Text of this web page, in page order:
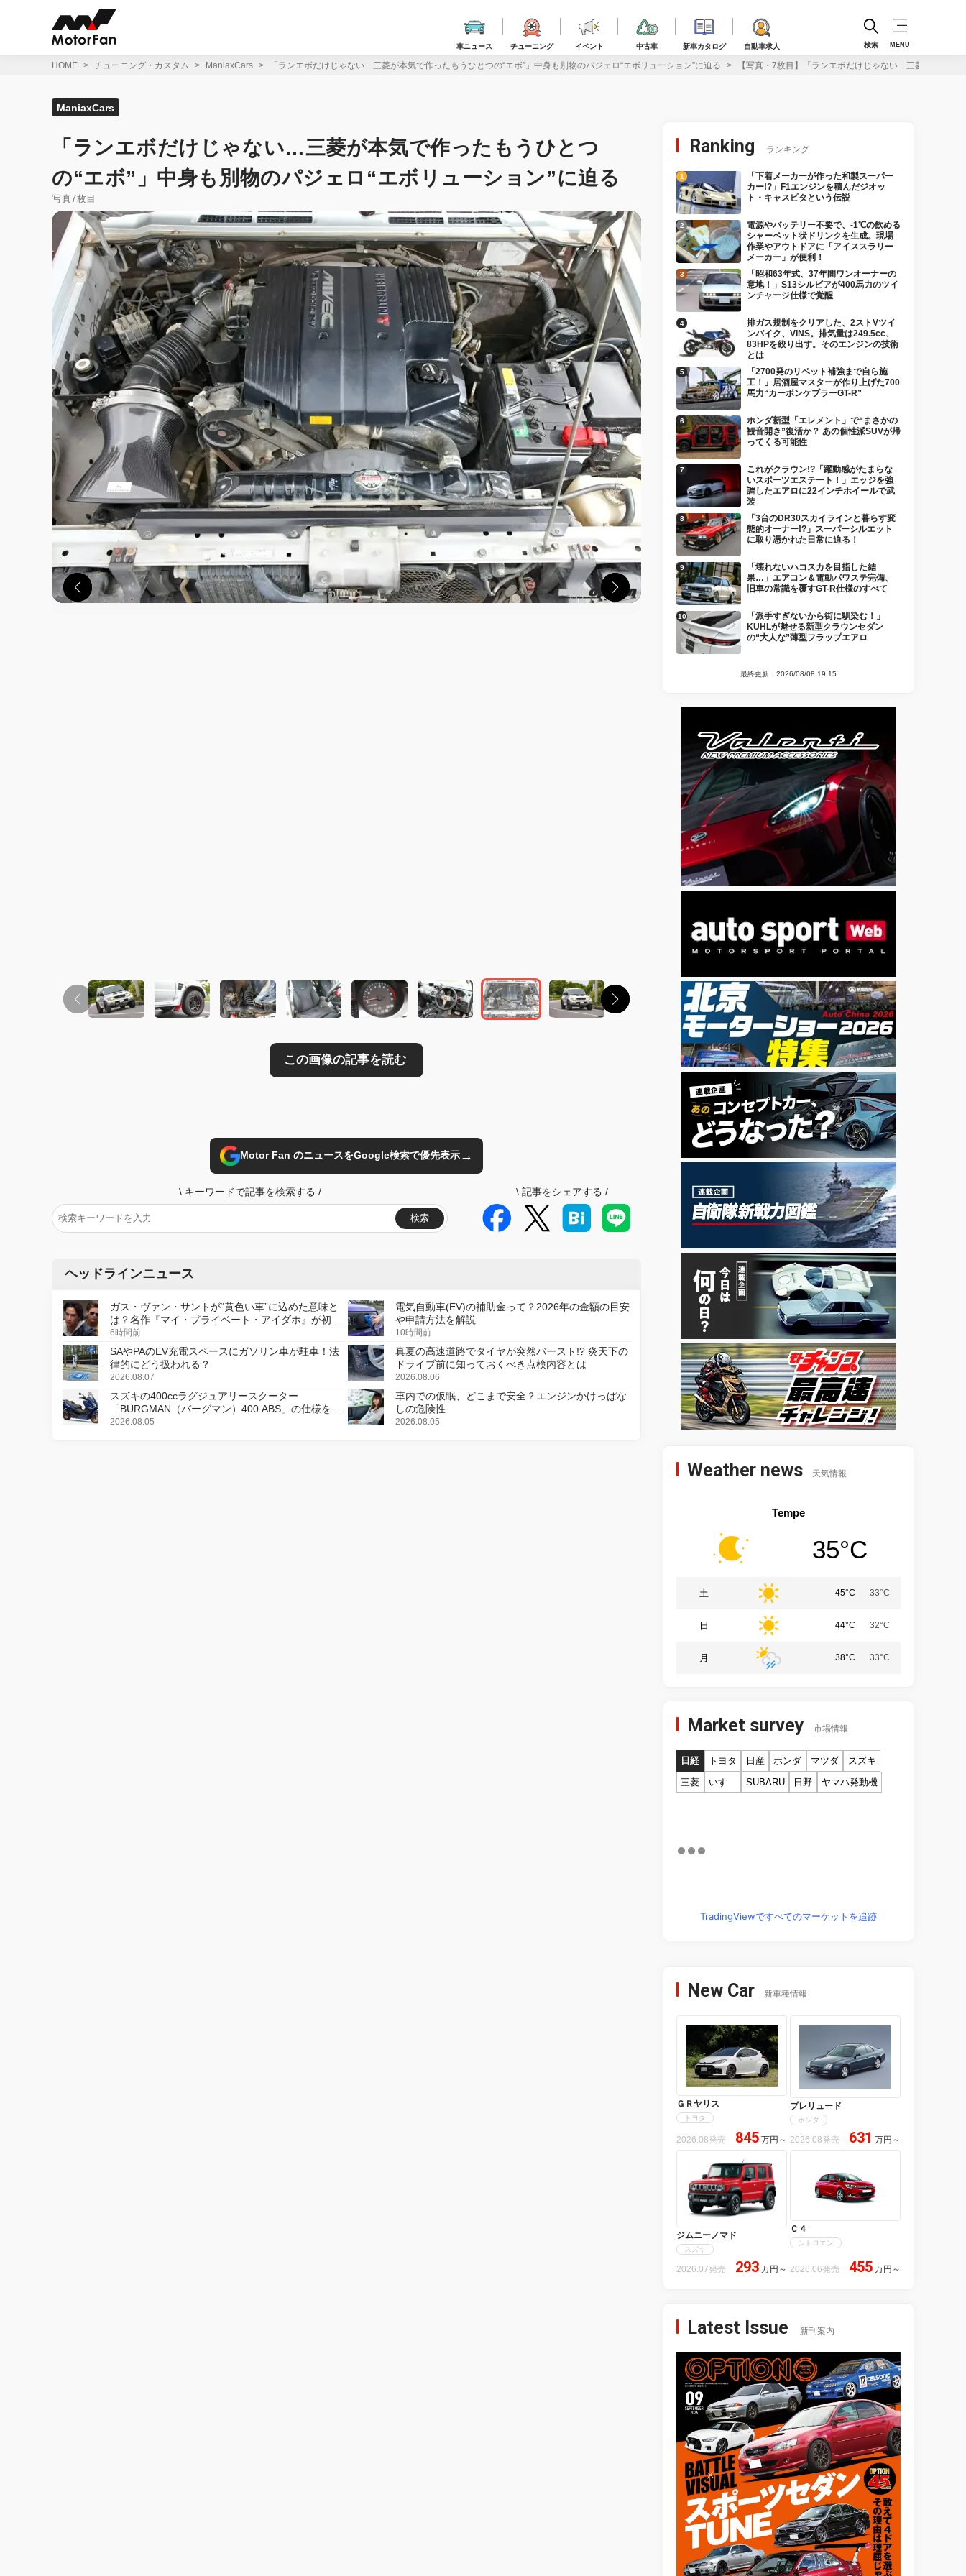
車ニュース チューニング イベント 中古車 新車カタログ 自動車求人 検索 MENU
HOME チューニング・カスタム ManiaxCars 「ランエボだけじゃない…三菱が本気で作ったもうひとつの“エボ”」中身も別物のパジェロ“エボリューション”に迫る 【写真・7枚目】「ランエボだけじゃない…三菱が本気で
ManiaxCars
「ランエボだけじゃない…三菱が本気で作ったもうひとつ
の“エボ”」中身も別物のパジェロ“エボリューション”に迫る
写真7枚目
Motor Fan のニュースをGoogle検索で優先表示→
\ キーワードで記事を検索する /
検索
\ 記事をシェアする /
ヘッドラインニュース
ガス・ヴァン・サントが“黄色い車”に込めた意味と
は？名作『マイ・プライベート・アイダホ』が初の
デジタルリマスター版で復活
6時間前
電気自動車(EV)の補助金って？2026年の金額の目安
や申請方法を解説
10時間前
SAやPAのEV充電スペースにガソリン車が駐車！法
律的にどう扱われる？
2026.08.07
真夏の高速道路でタイヤが突然バースト!? 炎天下の
ドライブ前に知っておくべき点検内容とは
2026.08.06
スズキの400ccラグジュアリースクーター
「BURGMAN（バーグマン）400 ABS」の仕様を変
更し、8月18日に発売
2026.08.05
車内での仮眠、どこまで安全？エンジンかけっぱな
しの危険性
2026.08.05
Ranking ランキング
「下着メーカーが作った和製スーパー
カー!?」F1エンジンを積んだジオッ
ト・キャスピタという伝説
電源やバッテリー不要で、-1℃の飲める
シャーベット状ドリンクを生成。現場
作業やアウトドアに「アイススラリー
メーカー」が便利！
「昭和63年式、37年間ワンオーナーの
意地！」S13シルビアが400馬力のツイ
ンチャージ仕様で覚醒
排ガス規制をクリアした、2ストVツイ
ンバイク、VINS。排気量は249.5cc、
83HPを絞り出す。そのエンジンの技術
とは
「2700発のリベット補強まで自ら施
工！」居酒屋マスターが作り上げた700
馬力“カーボンケブラーGT-R”
ホンダ新型「エレメント」で“まさかの
観音開き”復活か？ あの個性派SUVが帰
ってくる可能性
これがクラウン!?「躍動感がたまらな
いスポーツエステート！」エッジを強
調したエアロに22インチホイールで武
装
「3台のDR30スカイラインと暮らす変
態的オーナー!?」スーパーシルエット
に取り憑かれた日常に迫る！
「壊れないハコスカを目指した結
果…」エアコン＆電動パワステ完備、
旧車の常識を覆すGT-R仕様のすべて
「派手すぎないから街に馴染む！」
KUHLが魅せる新型クラウンセダン
の“大人な”薄型フラップエアロ
最終更新：2026/08/08 19:15
Weather news 天気情報
Tempe
35°C
土 45°C 33°C
日 44°C 32°C
月 38°C 33°C
Market survey 市場情報
日経 トヨタ 日産 ホンダ マツダ
スズキ
三菱
いすゞ SUBARU 日野 ヤマハ発動機
TradingViewですべてのマーケットを追跡
New Car 新車種情報
ＧＲヤリス
トヨタ
2026.08発売 845 万円 ～
プレリュード
ホンダ
2026.08発売 631 万円 ～
ジムニーノマド
スズキ
2026.07発売 293 万円 ～
Ｃ４
シトロエン
2026.06発売 455 万円 ～
Latest Issue 新刊案内